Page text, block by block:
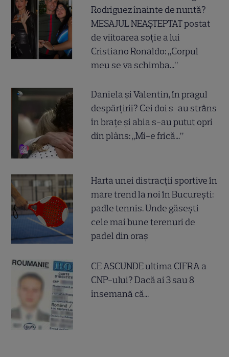
Rodriguez înainte de nuntă?
MESAJUL NEAȘTEPTAT postat
de viitoarea soție a lui
Cristiano Ronaldo: „Corpul
meu se va schimba...”
Daniela și Valentin, în pragul
despărțirii? Cei doi s-au strâns
în brațe și abia s-au putut opri
din plâns: „Mi-e frică...”
Harta unei distracții sportive în
mare trend la noi în București:
padle tennis. Unde găsești
cele mai bune terenuri de
padel din oraș
CE ASCUNDE ultima CIFRA a
CNP-ului? Dacă ai 3 sau 8
însemană că...